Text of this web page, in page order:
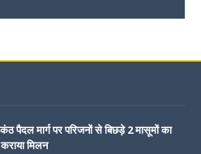
पैदल मार्ग पर परिजनों से बिछड़े 2 मासूमों का
मिलन